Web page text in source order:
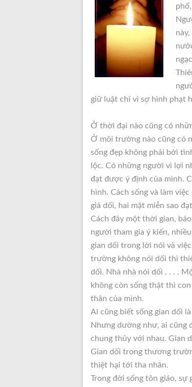
giữ luật chỉ vì sợ hình phạt
Ở thời đại nào cũng có
Ở môi trường nào cũng có
sống đẹp không phải bởi
lộc. Có những người vì lợi
đạt được ý định của mình.
hình. Cách sống và làm
giả dối, hai mặt miễn sao
Cách đây một thời gian,
người tham gia ý kiến,
gian dối trong lời nói và
trường không nói dối thì
dối. Nhà nhà nói dối . . . .
không còn sống thật thì
thân của mình.
Ai cũng biết sống gian dối
Nhưng dường như, ai cũng
chung thủy với nhau. Gian
Gian dối trong thương
thiệt hại tới tha nhân.
Trong đời sống tôn giáo, sự